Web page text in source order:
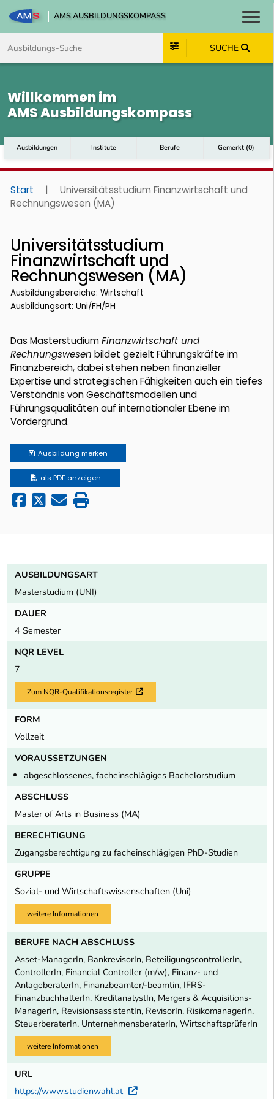
AMS AUSBILDUNGSKOMPASS
SUCHE
Willkommen im
AMS Ausbildungskompass
Ausbildungen Institute Berufe Gemerkt (0)
Start |
Universitätsstudium Finanzwirtschaft und
Rechnungswesen (MA)
Universitätsstudium
Finanzwirtschaft und
Rechnungswesen (MA)
Ausbildungsbereiche: Wirtschaft
Ausbildungsart: Uni/FH/PH
Das MasterstudiumFinanzwirtschaft und
Rechnungswesen bildet gezielt Führungskräfte im
Finanzbereich, dabei stehen neben finanzieller
Expertise und strategischen Fähigkeiten auch ein tiefes
Verständnis von Geschäftsmodellen und
Führungsqualitäten auf internationaler Ebene im
Vordergrund.
Ausbildung merken
als PDF anzeigen
AUSBILDUNGSART
Masterstudium (UNI)
DAUER
4 Semester
NQR LEVEL
7
Zum NQR-Qualifikationsregister Externer Link
FORM
Vollzeit
VORAUSSETZUNGEN
abgeschlossenes, facheinschlägiges Bachelorstudium
ABSCHLUSS
Master of Arts in Business (MA)
BERECHTIGUNG
Zugangsberechtigung zu facheinschlägigen PhD-Studien
GRUPPE
Sozial- und Wirtschaftswissenschaften (Uni)
weitere Informationen
BERUFE NACH ABSCHLUSS
Asset-ManagerIn, BankrevisorIn, BeteiligungscontrollerIn,
ControllerIn, Financial Controller (m/w), Finanz- und
AnlageberaterIn, Finanzbeamter/-beamtin, IFRS-
FinanzbuchhalterIn, KreditanalystIn, Mergers & Acquisitions-
ManagerIn, RevisionsassistentIn, RevisorIn, RisikomanagerIn,
SteuerberaterIn, UnternehmensberaterIn, WirtschaftsprüferIn
weitere Informationen
URL
https://www.studienwahl.at
Externer Link